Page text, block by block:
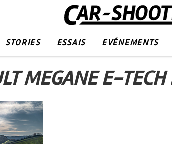
STORIES ESSAIS EVÉNEMENTS
MEGANE E-TECH